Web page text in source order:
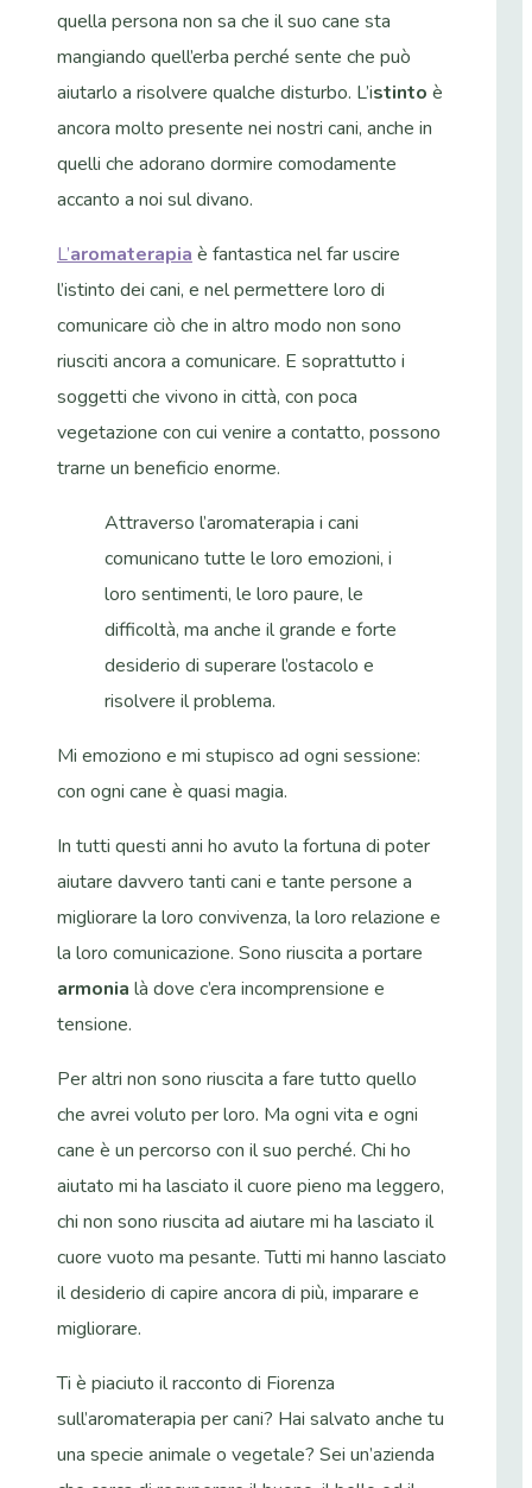
quella persona non sa che il suo cane sta
mangiando quell’erba perché sente che può
aiutarlo a risolvere qualche disturbo. L’istinto è
ancora molto presente nei nostri cani, anche in
quelli che adorano dormire comodamente
accanto a noi sul divano.
L’aromaterapia è fantastica nel far uscire
l’istinto dei cani, e nel permettere loro di
comunicare ciò che in altro modo non sono
riusciti ancora a comunicare. E soprattutto i
soggetti che vivono in città, con poca
vegetazione con cui venire a contatto, possono
trarne un beneficio enorme.
Attraverso l’aromaterapia i cani
comunicano tutte le loro emozioni, i
loro sentimenti, le loro paure, le
difficoltà, ma anche il grande e forte
desiderio di superare l’ostacolo e
risolvere il problema.
Mi emoziono e mi stupisco ad ogni sessione:
con ogni cane è quasi magia.
In tutti questi anni ho avuto la fortuna di poter
aiutare davvero tanti cani e tante persone a
migliorare la loro convivenza, la loro relazione e
la loro comunicazione. Sono riuscita a portare
armonia là dove c’era incomprensione e
tensione.
Per altri non sono riuscita a fare tutto quello
che avrei voluto per loro. Ma ogni vita e ogni
cane è un percorso con il suo perché. Chi ho
aiutato mi ha lasciato il cuore pieno ma leggero,
chi non sono riuscita ad aiutare mi ha lasciato il
cuore vuoto ma pesante. Tutti mi hanno lasciato
il desiderio di capire ancora di più, imparare e
migliorare.
Ti è piaciuto il racconto di Fiorenza
sull’aromaterapia per cani? Hai salvato anche tu
una specie animale o vegetale? Sei un’azienda